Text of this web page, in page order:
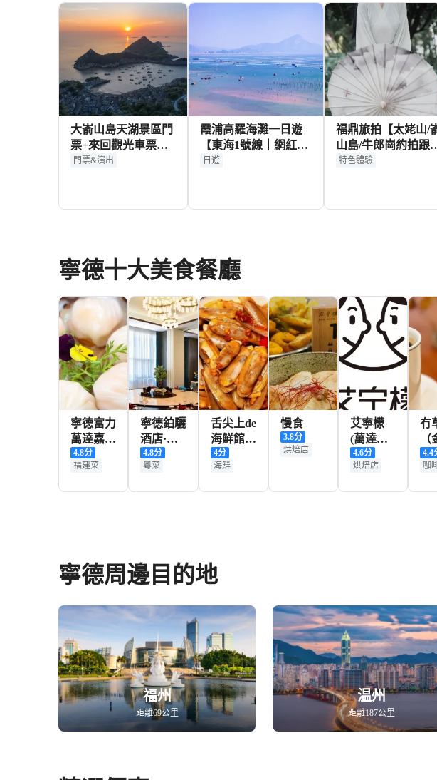
大嵛山島天湖景區門
票+來回觀光車票成
人票
門票&演出
霞浦高羅海灘一日遊
【東海1號線｜網紅下
尾島海蝕洞奇觀｜接
日遊
福鼎旅拍【太姥山/
山島/牛郎崗約拍跟
航拍多語言翻譯攝影
特色體驗
寧德十大美食餐廳
寧德富力
萬達嘉華
酒店·品
珍中餐廳
4.8分
福建菜
寧德鉑驪
酒店·朗
悅軒中餐
廳
4.8分
粵菜
舌尖上de
海鮮館
（總店）
4分
海鮮
慢食
3.8分
烘焙店
艾寧檬
(萬達廣
場店)
4.6分
烘焙店
冇
苑
4.4
咖
寧德周邊目的地
福州
距離69公里
温州
距離187公里